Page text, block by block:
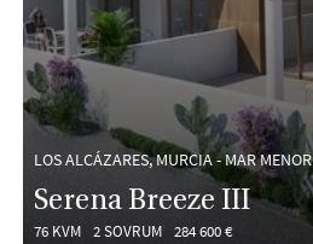
LOS ALCÁZARES, MURCIA - MAR MENOR
Serena Breeze III
76 KVM 2 SOVRUM 284 600 €